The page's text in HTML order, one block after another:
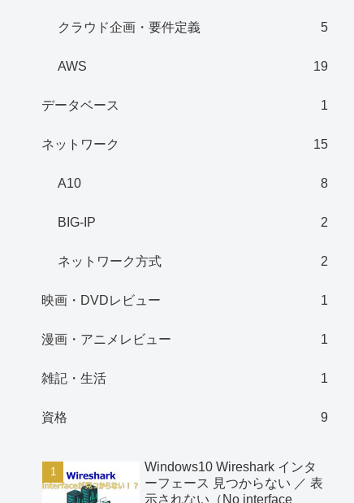
クラウド企画・要件定義 5
AWS 19
データベース 1
ネットワーク 15
A10 8
BIG-IP 2
ネットワーク方式 2
映画・DVDレビュー 1
漫画・アニメレビュー 1
雑記・生活 1
資格 9
Windows10 Wireshark インタ
ーフェース 見つからない ／ 表
示されない（No interface